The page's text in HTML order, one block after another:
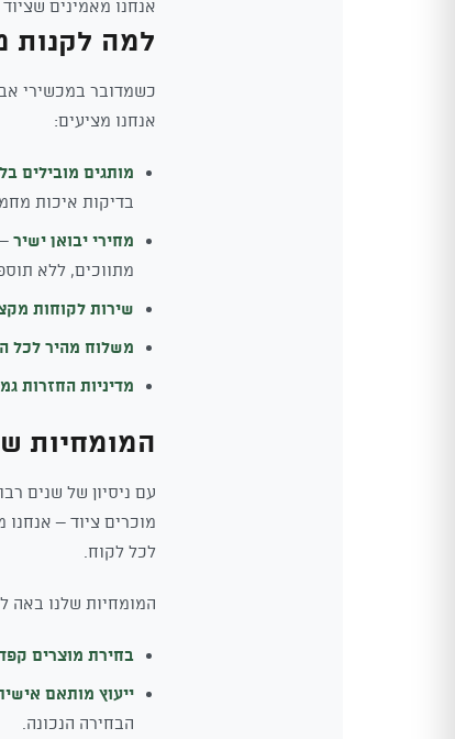
אנחנו מאמינים
למה לקנות
כשמדובר במכשירי
אנחנו מציעים:
מותגים מובילים
בדיקות איכות
מחירי יבואן ישיר
מתווכים, ללא
שירות לקוחות
משלוח מהיר לכל
מדיניות החזרות
המומחיות
עם ניסיון של שנים
מוכרים ציוד –
לכל לקוח.
המומחיות שלנו באה
בחירת מוצרים
ייעוץ מותאם
הבחירה הנכונה.